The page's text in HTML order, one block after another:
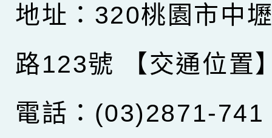
地址：320桃園市中
路123號
【交通位置
電話：(03)2871-741